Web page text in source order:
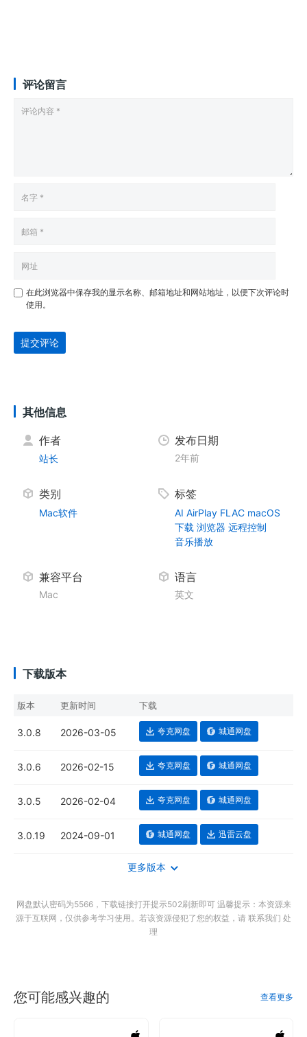
评论留言
在此浏览器中保存我的显示名称、邮箱地址和网站地址，以便下次评论时
使用。
提交评论
其他信息
作者
站长
发布日期
2年前
类别
Mac软件
标签
AI AirPlay FLAC macOS
下载 浏览器 远程控制
音乐播放
兼容平台
Mac
语言
英文
下载版本
版本 更新时间 下载
3.0.8 2026-03-05 夸克网盘 城通网盘
3.0.6 2026-02-15 夸克网盘 城通网盘
3.0.5 2026-02-04 夸克网盘 城通网盘
3.0.19 2024-09-01 城通网盘 迅雷云盘
更多版本
网盘默认密码为5566，下载链接打开提示502刷新即可 温馨提示：本资源来
源于互联网，仅供参考学习使用。若该资源侵犯了您的权益，请 联系我们 处
理
您可能感兴趣的 查看更多